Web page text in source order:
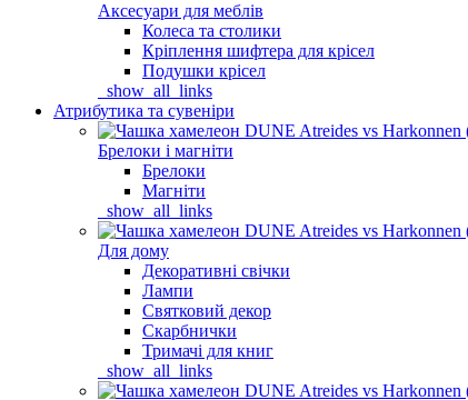
Аксесуари для меблів
Колеса та столики
Кріплення шифтера для крісел
Подушки крісел
_show_all_links
Атрибутика та сувеніри
Брелоки і магніти
Брелоки
Магніти
_show_all_links
Для дому
Декоративні свічки
Лампи
Святковий декор
Скарбнички
Тримачі для книг
_show_all_links